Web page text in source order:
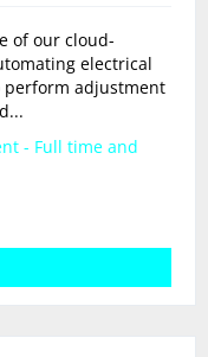
of our cloud-
electrical
perform adjustment
- Full time and